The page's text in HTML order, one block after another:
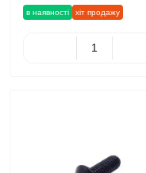
в наявності хіт продажу